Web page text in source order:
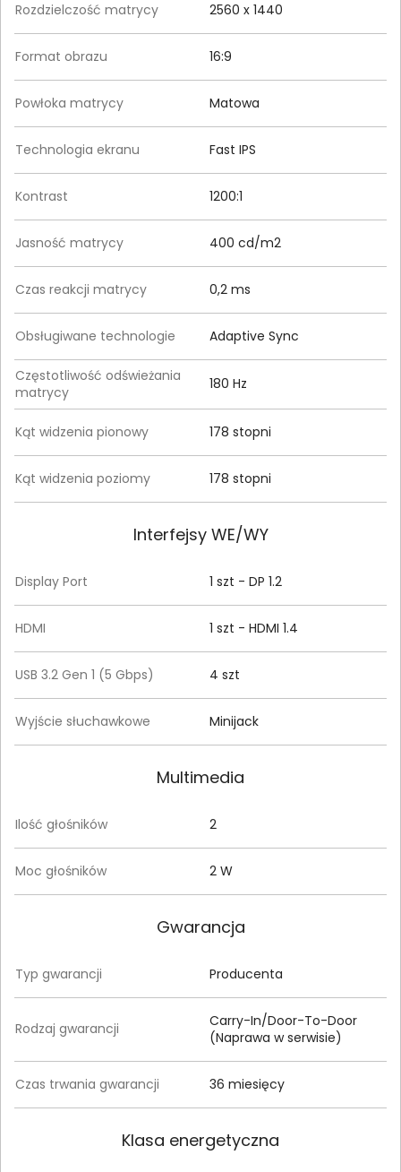
Rozdzielczość matrycy 2560 x 1440
Format obrazu 16:9
Powłoka matrycy Matowa
Technologia ekranu Fast IPS
Kontrast 1200:1
Jasność matrycy 400 cd/m2
Czas reakcji matrycy 0,2 ms
Obsługiwane technologie Adaptive Sync
Częstotliwość odświeżania
matrycy
180 Hz
Kąt widzenia pionowy 178 stopni
Kąt widzenia poziomy 178 stopni
Interfejsy WE/WY
Display Port 1 szt - DP 1.2
HDMI 1 szt - HDMI 1.4
USB 3.2 Gen 1 (5 Gbps) 4 szt
Wyjście słuchawkowe Minijack
Multimedia
Ilość głośników 2
Moc głośników 2 W
Gwarancja
Typ gwarancji Producenta
Rodzaj gwarancji
Carry-In/Door-To-Door
(Naprawa w serwisie)
Czas trwania gwarancji 36 miesięcy
Klasa energetyczna